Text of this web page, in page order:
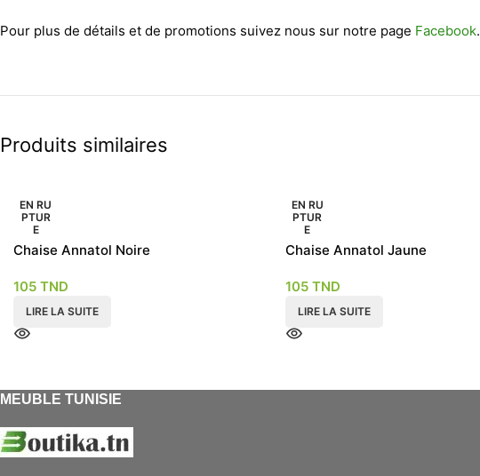
Pour plus de détails et de promotions suivez nous sur notre page Facebook.
Produits similaires
EN RU
PTUR
E
Chaise Annatol Noire
105 TND
LIRE LA SUITE
EN RU
PTUR
E
Chaise Annatol Jaune
105 TND
LIRE LA SUITE
MEUBLE TUNISIE